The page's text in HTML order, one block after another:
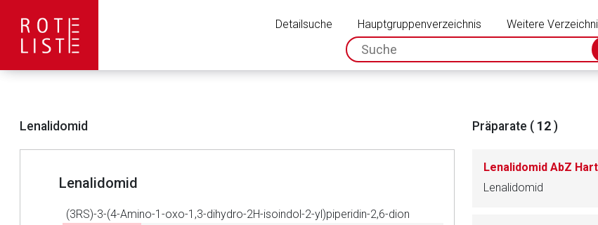
Detailsuche Hauptgruppenverzeichnis
Weitere
spc.search.input.placeholder
Lenalidomid
Lenalidomid
(3RS)-3-(4-Amino-1-oxo-1,3-dihydro-2H-isoindol-2-yl)piperidin-2,6-dion
Präparate ( 12 )
Lenalidomid AbZ
Lenalidomid